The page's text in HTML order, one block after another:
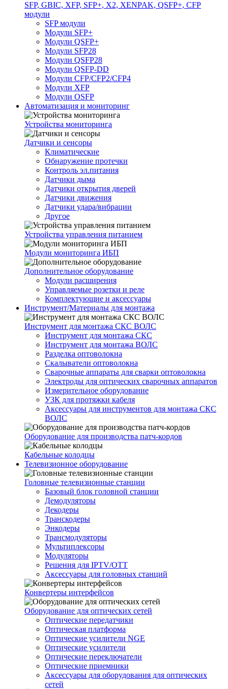
SFP, GBIC, XFP, SFP+, X2, XENPAK, QSFP+, CFP
модули
SFP модули
Модули SFP+
Модули QSFP+
Модули SFP28
Модули QSFP28
Модули QSFP-DD
Модули CFP/CFP2/CFP4
Модули XFP
Модули OSFP
Автоматизация и мониторинг
Устройства мониторинга
Датчики и сенсоры
Климатические
Обнаружение протечки
Контроль эл.питания
Датчики дыма
Датчики открытия дверей
Датчики движения
Датчики удара/вибрации
Другое
Устройства управления питанием
Модули мониторинга ИБП
Дополнительное оборудование
Модули расширения
Управляемые розетки и реле
Комплектующие и аксессуары
Инструмент/Материалы для монтажа
Инструмент для монтажа СКС ВОЛС
Инструмент для монтажа СКС
Инструмент для монтажа ВОЛС
Разделка оптоволокна
Скалыватели оптоволокна
Сварочные аппараты для сварки оптоволокна
Электроды для оптических сварочных аппаратов
Измерительное оборудование
УЗК для протяжки кабеля
Аксессуары для инструментов для монтажа СКС
ВОЛС
Оборудование для производства патч-кордов
Кабельные колодцы
Телевизионное оборудование
Головные телевизионные станции
Базовый блок головной станции
Демодуляторы
Декодеры
Транскодеры
Энкодеры
Трансмодуляторы
Мультиплексоры
Модуляторы
Решения для IPTV/OTT
Аксессуары для головных станций
Конвертеры интерфейсов
Оборудование для оптических сетей
Оптические передатчики
Оптическая платформа
Оптические усилители NGE
Оптические усилители
Оптические переключатели
Оптические приемники
Аксессуары для оборудования для оптических
сетей